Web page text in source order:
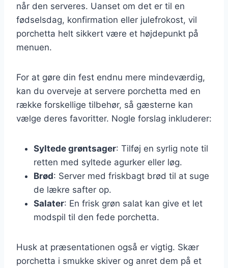
når den serveres. Uanset om det er til en
fødselsdag, konfirmation eller julefrokost, vil
porchetta helt sikkert være et højdepunkt på
menuen.
For at gøre din fest endnu mere mindeværdig,
kan du overveje at servere porchetta med en
række forskellige tilbehør, så gæsterne kan
vælge deres favoritter. Nogle forslag inkluderer:
Syltede grøntsager: Tilføj en syrlig note til
retten med syltede agurker eller løg.
Brød: Server med friskbagt brød til at suge
de lækre safter op.
Salater: En frisk grøn salat kan give et let
modspil til den fede porchetta.
Husk at præsentationen også er vigtig. Skær
porchetta i smukke skiver og anret dem på et